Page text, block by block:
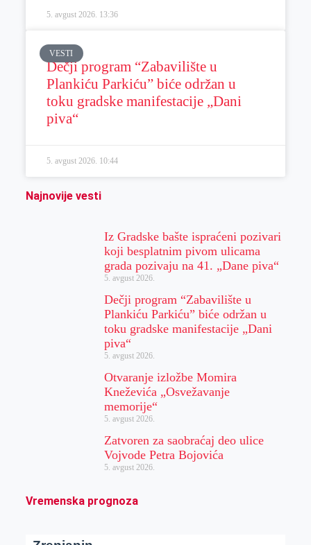
5. avgust 2026. 13:36
VESTI
Dečji program “Zabavilište u
Plankiću Parkiću” biće održan u
toku gradske manifestacije „Dani
piva“
5. avgust 2026. 10:44
Najnovije vesti
Iz Gradske bašte ispraćeni pozivari
koji besplatnim pivom ulicama
grada pozivaju na 41. „Dane piva“
5. avgust 2026.
Dečji program “Zabavilište u
Plankiću Parkiću” biće održan u
toku gradske manifestacije „Dani
piva“
5. avgust 2026.
Otvaranje izložbe Momira
Kneževića „Osvežavanje
memorije“
5. avgust 2026.
Zatvoren za saobraćaj deo ulice
Vojvode Petra Bojovića
5. avgust 2026.
Vremenska prognoza